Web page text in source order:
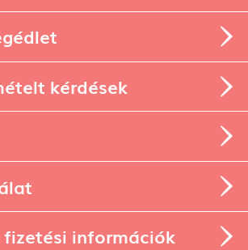
kérdések
fizetési információk